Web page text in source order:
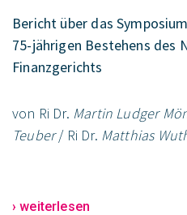
Bericht über das
75-jährigen Bestehens des
Finanzgerichts
von Ri Dr. Martin Ludger
Teuber/ Ri Dr. Matthias
› weiterlesen